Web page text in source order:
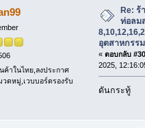
นิ้ว ท่อลมอุตสาหก
ค้าในไทย,ลงประกาศ
ดหมู่,เวบบอร์ดรองรับ
Re: ร้
ท่อลม
อุตสาหกรร
« ตอบกลับ
2025,
ดันกระทู้